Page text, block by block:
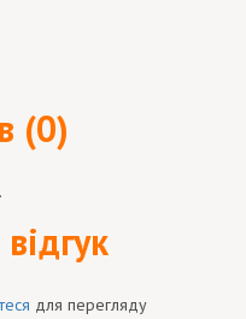
(0)
для перегляду